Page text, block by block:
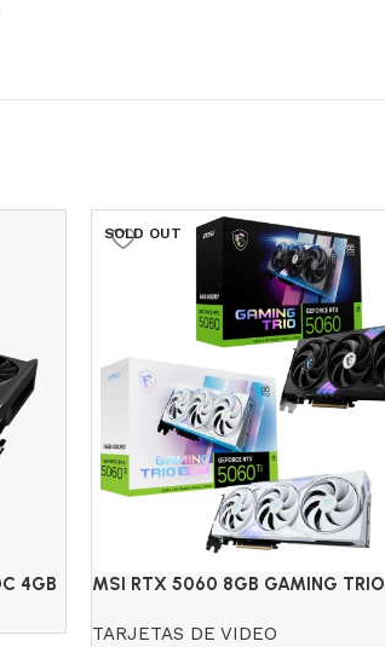
4GB
SOLD OUT
MSI RTX 5060 8GB GAMING TRIO
TARJETAS DE VIDEO